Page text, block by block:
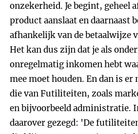
onzekerheid. Je begint, geheel
product aanslaat en daarnaast
afhankelijk van de betaalwijze
Het kan dus zijn dat je als
onregelmatig inkomen hebt
mee moet houden. En dan is er
die van Futiliteiten, zoals
en bijvoorbeeld administratie.
daarover gezegd: 'De